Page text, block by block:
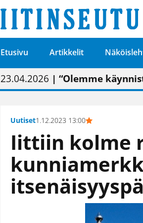
Etusivu Artikkelit
01.02.2026 | Painon
05.02.2026 | Uudistettu
23.04.2026 | “Olemme
09.05.2026| "Maalla on
Uutiset1.12.2023 13:00
Iittiin kolme